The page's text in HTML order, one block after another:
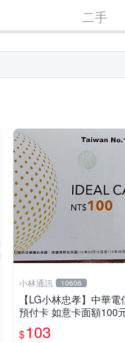
二手
小林通訊 10606
【LG小林忠孝】中華電
預付卡 如意卡面額100
(儲值卡/補充卡)
$103